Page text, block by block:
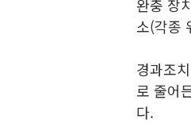
완충 장
소(각종
경과조
로 줄어
다.